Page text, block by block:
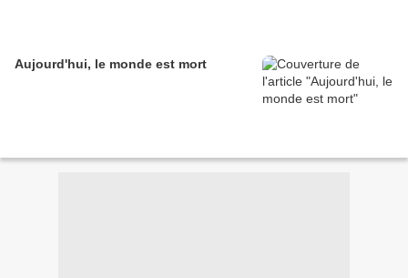
Aujourd'hui, le monde est mort